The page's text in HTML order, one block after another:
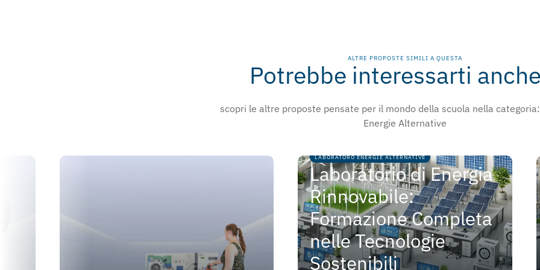
ALTRE PROPOSTE SIMILI A QUESTA
Potrebbe interessarti
scopri le altre proposte pensate per il mondo della scuola nella categoria:
Energie Alternative
LABORATORO ENERGIE ALTERNATIVE
Laboratorio di Energia
Rinnovabile:
Formazione Completa
nelle Tecnologie
Sostenibili